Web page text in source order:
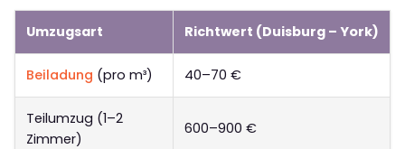
Umzugsart Richtwert (Duisburg – York)
Beiladung (pro m³) 40–70 €
Teilumzug (1–2
Zimmer)
600–900 €